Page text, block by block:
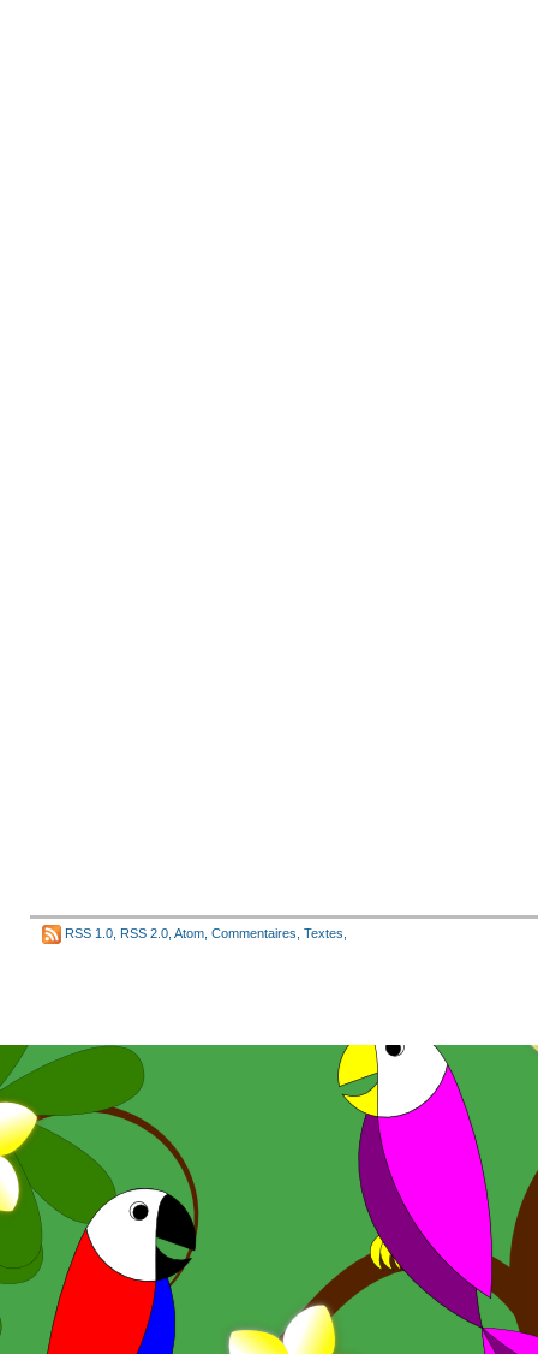
RSS 1.0 RSS 2.0 Atom Commentaires Textes